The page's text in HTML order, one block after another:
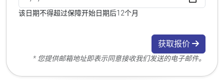
该日期不得超过保障开始日期后12个月
获取报价
* 您提供邮箱地址即表示同意接收我们发送的电子邮件。